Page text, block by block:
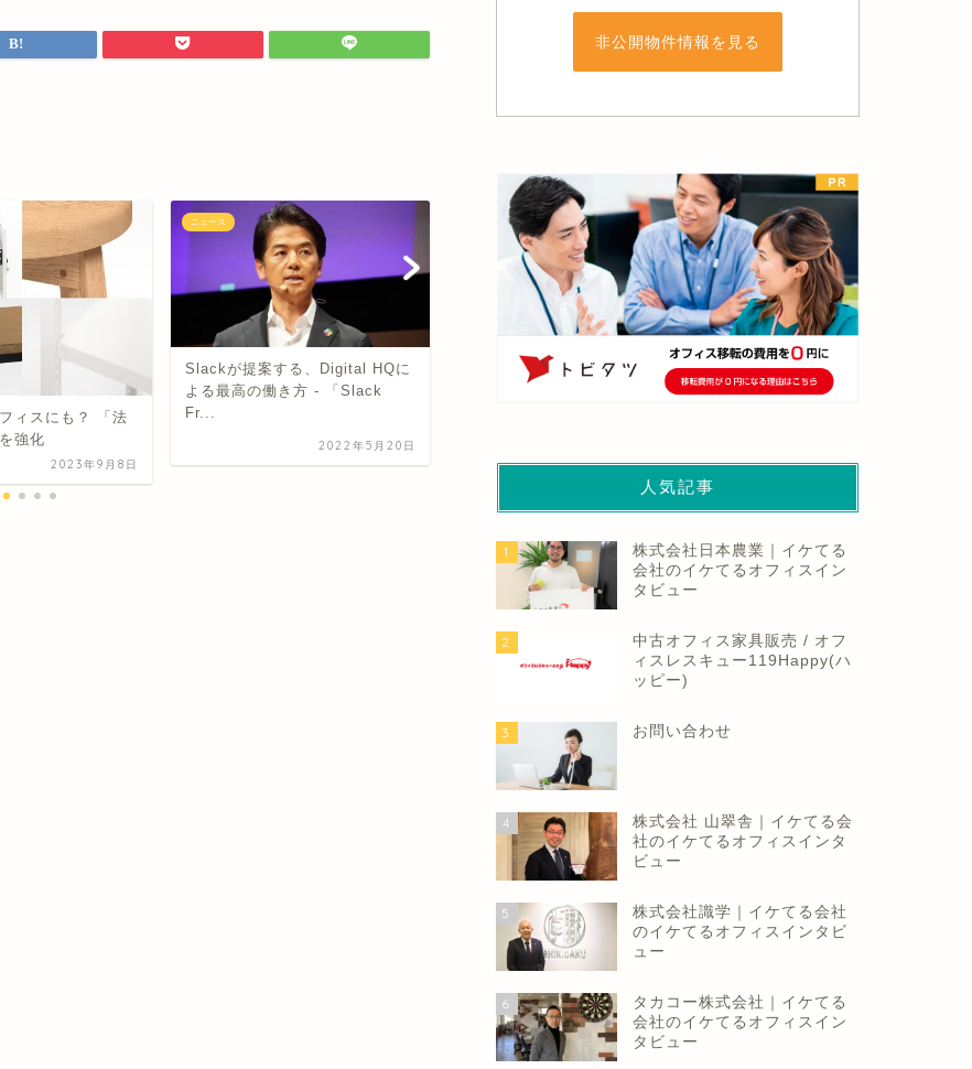
ィスにも？ 「法
強化
2023年9月8日
ニュース
Slackが提案する、Digital HQに
よる最高の働き方 - 「Slack
Fr...
2022年5月20日
「ベンチャー.jp」起業家インタ
ビュー掲載200件突破！新企画も
ニュース
テレワークユーザーの要望第2位
は「機器・備品の負担」、第1位
非公開物件情報を見る
人気記事
1
株式会社日本農業｜イケてる
会社のイケてるオフィスイン
タビュー
2
中古オフィス家具販売 / オフ
ィスレスキュー119Happy(ハ
ッピー)
3 お問い合わせ
4
株式会社 山翠舎｜イケてる会
社のイケてるオフィスインタ
ビュー
5
株式会社識学｜イケてる会社
のイケてるオフィスインタビ
ュー
6
タカコー株式会社｜イケてる
会社のイケてるオフィスイン
タビュー